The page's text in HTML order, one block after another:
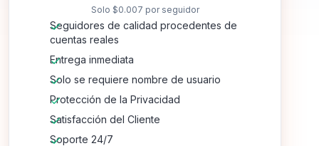
Solo $0.007 por seguidor
Seguidores de calidad procedentes de
cuentas reales
Entrega inmediata
Solo se requiere nombre de usuario
Protección de la Privacidad
Satisfacción del Cliente
Soporte 24/7